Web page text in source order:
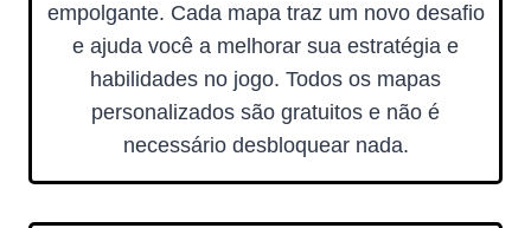
empolgante. Cada mapa traz um novo desafio
e ajuda você a melhorar sua estratégia e
habilidades no jogo. Todos os mapas
personalizados são gratuitos e não é
necessário desbloquear nada.